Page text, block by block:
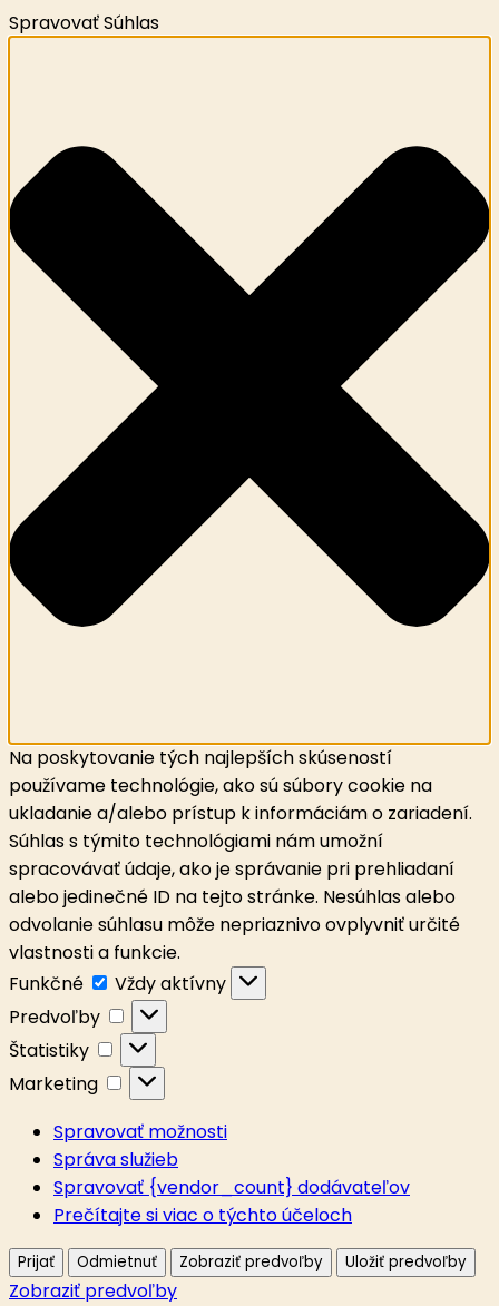
Spravovať Súhlas
Na poskytovanie tých najlepších skúseností
používame technológie, ako sú súbory cookie na
ukladanie a/alebo prístup k informáciám o zariadení.
Súhlas s týmito technológiami nám umožní
spracovávať údaje, ako je správanie pri prehliadaní
alebo jedinečné ID na tejto stránke. Nesúhlas alebo
odvolanie súhlasu môže nepriaznivo ovplyvniť určité
vlastnosti a funkcie.
Funkčné
Funkčné
Vždy aktívny
Predvoľby
Predvoľby
Štatistiky
Štatistiky
Marketing
Marketing
Spravovať možnosti
Správa služieb
Spravovať {vendor_count} dodávateľov
Prečítajte si viac o týchto účeloch
Prijať Odmietnuť Zobraziť predvoľby Uložiť predvoľby
Zobraziť predvoľby